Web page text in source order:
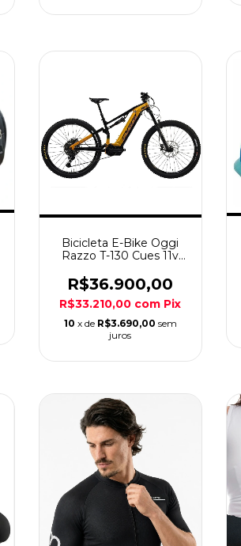
Bicicleta E-Bike Oggi
Razzo T-130 Cues 11v
R$36.900,00
R$33.210,00 com Pix
10 x de R$3.690,00 sem
juros